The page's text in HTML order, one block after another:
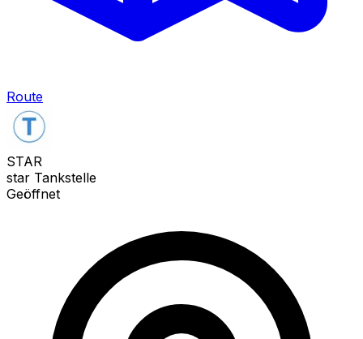
Route
STAR
star Tankstelle
Geöffnet